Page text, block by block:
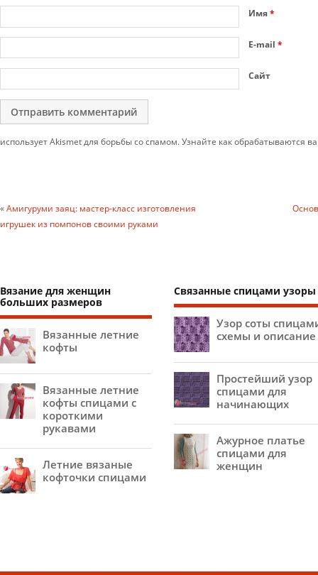
Имя*
E-mail *
Сайт
использует Akismet для борьбы со спамом. Узнайте как обрабатываются
«Амигуруми заяц: мастер-класс изготовления
игрушек из помпонов своими руками
Вязание для женщин
больших размеров
Вязанные летние
кофты
Вязанные летние
кофты спицами с
короткими
рукавами
Летние вязаные
кофточки спицами
Связанные спицами узоры
Узор соты
схемы и описание
Простейший узор
спицами для
начинающих
Ажурное платье
спицами для
женщин